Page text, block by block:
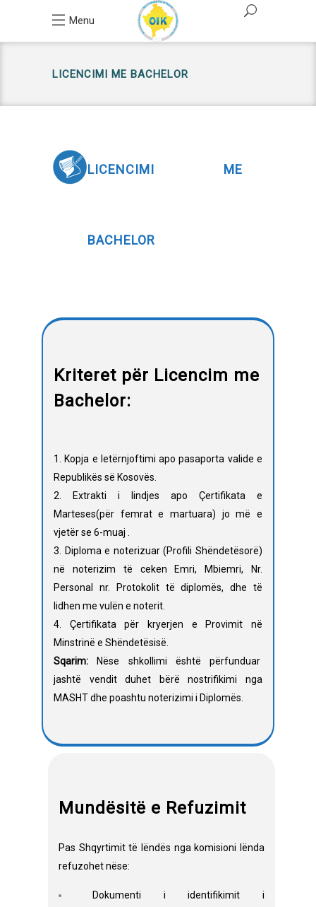
Menu
LICENCIMI ME BACHELOR
LICENCIMI ME
BACHELOR
Kriteret për Licencim me
Bachelor:
1. Kopja e letërnjoftimi apo pasaporta valide e
Republikës së Kosovës.
2. Extrakti i lindjes apo Çertifikata e
Marteses(për femrat e martuara) jo më e
vjetër se 6-muaj .
3. Diploma e noterizuar (Profili Shëndetësorë)
në noterizim të ceken Emri, Mbiemri, Nr.
Personal nr. Protokolit të diplomës, dhe të
lidhen me vulën e noterit.
4. Çertifikata për kryerjen e Provimit në
Minstrinë e Shëndetësisë.
Sqarim: Nëse shkollimi është përfunduar
jashtë vendit duhet bërë nostrifikimi nga
MASHT dhe poashtu noterizimi i Diplomës.
Mundësitë e Refuzimit
Pas Shqyrtimit të lëndës nga komisioni lënda
refuzohet nëse:
Dokumenti i identifikimit i